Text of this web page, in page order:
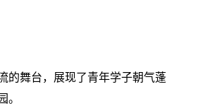
的舞台，展现了青年学子朝气蓬
。